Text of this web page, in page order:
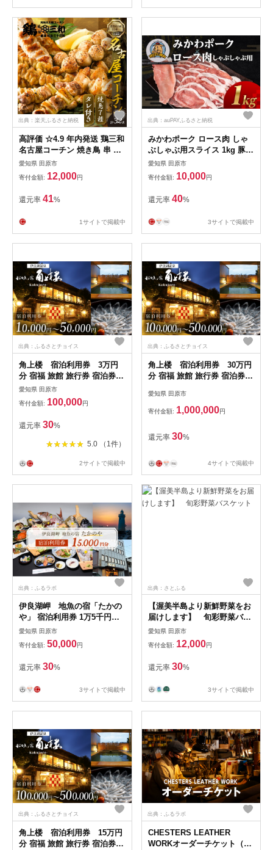
出典：楽天ふるさと納税
高評価 ☆4.9 年内発送 鶏三和
名古屋コーチン 焼き鳥 串 5
種盛り 20本 たれ付き 12月発
送（ももねぎま・ささみ・ぼ
んじり・皮 / つくね串）各4
本 発送時期が選べる 地鶏 焼
鳥 鶏肉 肉 おつまみ やきとり
1万円 10000円
愛知県 田原市
寄付金額: 12,000円
還元率 41%
1サイトで掲載中
出典：auPAYふるさと納税
みかわポーク ロース肉 しゃ
ぶしゃぶ用スライス 1kg 豚肉
ロース スライス スライス肉
しゃぶしゃぶ 豚 ぶた ポーク
スライス 冷凍 真空 真空パッ
ク 小分け 焼肉 焼き肉 豚汁
煮物 BBQ 渥美半島 愛知県 田
愛知県 田原市
寄付金額: 10,000円
還元率 40%
3サイトで掲載中
出典：ふるさとチョイス
角上楼 宿泊利用券 3万円
分 宿福 旅館 旅行券 宿泊券
観光 愛知県 田原市 老舗宿 モ
ダンレトロ 露天風呂 大浴場
伊良湖温泉 100000円
愛知県 田原市
寄付金額: 100,000円
還元率 30%
5.0 （1件）
2サイトで掲載中
出典：ふるさとチョイス
角上楼 宿泊利用券 30万円
分 宿福 旅館 旅行券 宿泊券
ダンレトロ 露天風呂 大浴場
伊良湖温泉 1000000円
愛知県 田原市
寄付金額: 1,000,000円
還元率 30%
4サイトで掲載中
出典：ふるラボ
伊良湖岬 地魚の宿「たかの
や」 宿泊利用券 1万5千円分
旅館 旅行券 宿泊券 観光 愛知
県 田原市
愛知県 田原市
寄付金額: 50,000円
還元率 30%
3サイトで掲載中
出典：さとふる
【渥美半島より新鮮野菜をお
届けします】 旬彩野菜バス
ケット
愛知県 田原市
寄付金額: 12,000円
還元率 30%
3サイトで掲載中
出典：ふるさとチョイス
角上楼 宿泊利用券 15万円
分 宿福 旅館 旅行券 宿泊券
出典：ふるラボ
CHESTERS LEATHER
WORKオーダーチケット（３